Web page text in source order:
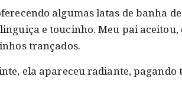
algumas latas de banha
e toucinho. Meu pai
trançados.
ela apareceu radiante, pagando